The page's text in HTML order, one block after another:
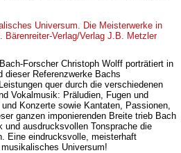
Universum. Die Meisterwerke in
Verlag/Verlag J.B. Metzler
Forscher Christoph Wolff porträtiert in
dieser Referenzwerke Bachs
quer durch die verschiedenen
Vokalmusik: Präludien, Fugen und
Konzerte sowie Kantaten, Passionen,
ganzen imponierenden Breite trieb Bach
ausdrucksvollen Tonsprache die
Eine eindrucksvolle, meisterhaft
Universum!